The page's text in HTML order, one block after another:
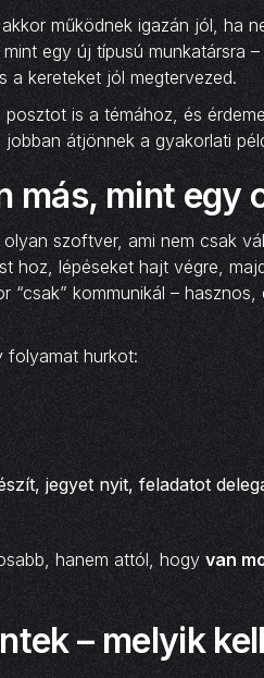
működnek igazán jól, ha
egy új típusú munkatársra
a kereteket jól megtervezed.
is a témához, és
átjönnek a gyakorlati
más, mint egy
szoftver, ami nem csak
hoz, lépéseket hajt végre,
kommunikál – hasznos,
folyamat hurkot:
jegyet nyit, feladatot
hanem attól, hogy van
– melyik